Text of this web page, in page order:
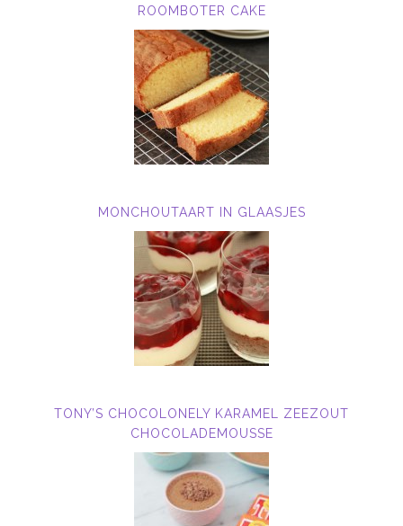
ROOMBOTER CAKE
MONCHOUTAART IN GLAASJES
TONY’S CHOCOLONELY KARAMEL ZEEZOUT
CHOCOLADEMOUSSE